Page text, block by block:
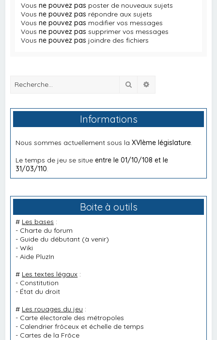
Vousne pouvez pas poster de nouveaux sujets
Vousne pouvez pas répondre aux sujets
Vousne pouvez pas modifier vos messages
Vousne pouvez pas supprimer vos messages
Vousne pouvez pas joindre des fichiers
Rechercher
Informations
Nous sommes actuellement sous laXVIème législature
Le temps de jeu se situeentre le 01/10/108 et le
31/03/110
Boite à outils
# Les bases :
- Charte du forum
- Guide du débutant (à venir)
-Wiki
-Aide PluzIn
# Les textes légaux :
- Constitution
- État du droit
# Les rouages du jeu :
- Carte électorale des métropoles
- Calendrier frôceux et échelle de temps
- Cartes de la Frôce